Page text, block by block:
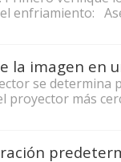
enfriamiento:
la imagen en
se
más